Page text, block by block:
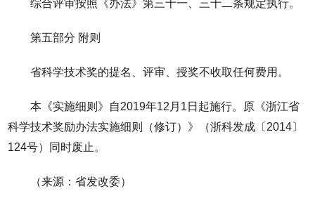
综合评审按照《办法》第三十一、三十二条规定执行。
第五部分 附则
省科学技术奖的提名、评审、授奖不收取任何费用。
本《实施细则》自2019年12月1日起施行。原《浙江省
科学技术奖励办法实施细则（修订）》（浙科发成〔2014〕
124号）同时废止。
（来源：省发改委）